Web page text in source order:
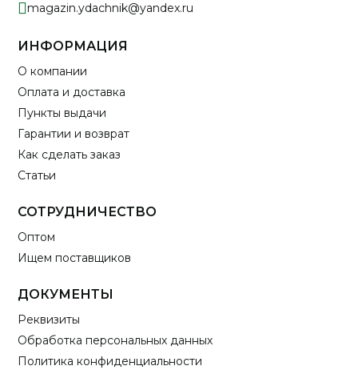
magazin.ydachnik@yandex.ru
ИНФОРМАЦИЯ
О компании
Оплата и доставка
Пункты выдачи
Гарантии и возврат
Как сделать заказ
Статьи
СОТРУДНИЧЕСТВО
Оптом
Ищем поставщиков
ДОКУМЕНТЫ
Реквизиты
Обработка персональных данных
Политика конфиденциальности